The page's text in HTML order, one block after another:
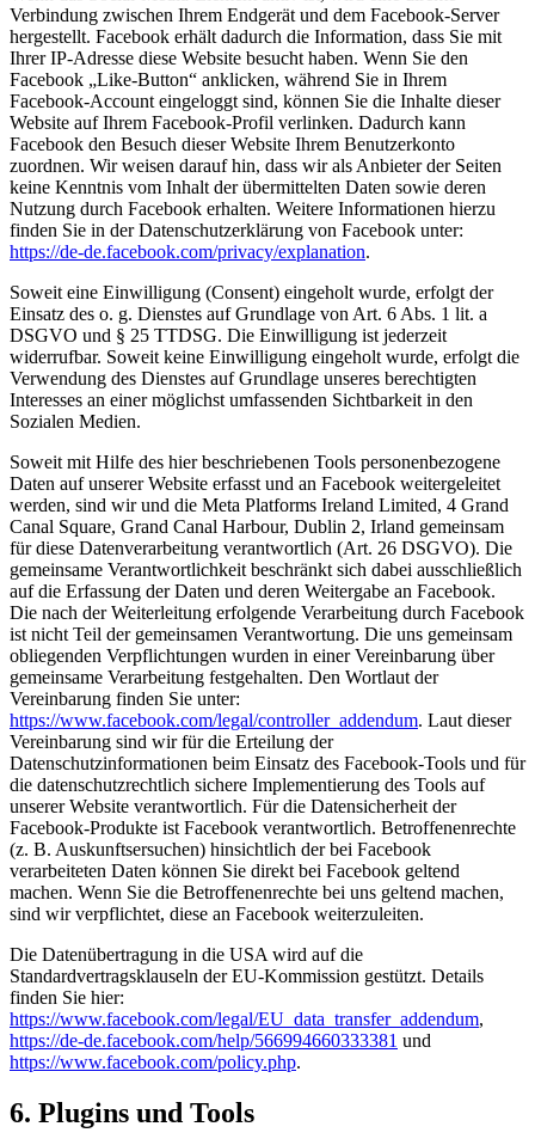
Verbindung zwischen Ihrem Endgerät und dem Facebook-Server
hergestellt. Facebook erhält dadurch die Information, dass Sie mit
Ihrer IP-Adresse diese Website besucht haben. Wenn Sie den
Facebook „Like-Button“ anklicken, während Sie in Ihrem
Facebook-Account eingeloggt sind, können Sie die Inhalte dieser
Website auf Ihrem Facebook-Profil verlinken. Dadurch kann
Facebook den Besuch dieser Website Ihrem Benutzerkonto
zuordnen. Wir weisen darauf hin, dass wir als Anbieter der Seiten
keine Kenntnis vom Inhalt der übermittelten Daten sowie deren
Nutzung durch Facebook erhalten. Weitere Informationen hierzu
finden Sie in der Datenschutzerklärung von Facebook unter:
https://de-de.facebook.com/privacy/explanation.
Soweit eine Einwilligung (Consent) eingeholt wurde, erfolgt der
Einsatz des o. g. Dienstes auf Grundlage von Art. 6 Abs. 1 lit. a
DSGVO und § 25 TTDSG. Die Einwilligung ist jederzeit
widerrufbar. Soweit keine Einwilligung eingeholt wurde, erfolgt die
Verwendung des Dienstes auf Grundlage unseres berechtigten
Interesses an einer möglichst umfassenden Sichtbarkeit in den
Sozialen Medien.
Soweit mit Hilfe des hier beschriebenen Tools personenbezogene
Daten auf unserer Website erfasst und an Facebook weitergeleitet
werden, sind wir und die Meta Platforms Ireland Limited, 4 Grand
Canal Square, Grand Canal Harbour, Dublin 2, Irland gemeinsam
für diese Datenverarbeitung verantwortlich (Art. 26 DSGVO). Die
gemeinsame Verantwortlichkeit beschränkt sich dabei ausschließlich
auf die Erfassung der Daten und deren Weitergabe an Facebook.
Die nach der Weiterleitung erfolgende Verarbeitung durch Facebook
ist nicht Teil der gemeinsamen Verantwortung. Die uns gemeinsam
obliegenden Verpflichtungen wurden in einer Vereinbarung über
gemeinsame Verarbeitung festgehalten. Den Wortlaut der
Vereinbarung finden Sie unter:
https://www.facebook.com/legal/controller_addendum. Laut dieser
Vereinbarung sind wir für die Erteilung der
Datenschutzinformationen beim Einsatz des Facebook-Tools und für
die datenschutzrechtlich sichere Implementierung des Tools auf
unserer Website verantwortlich. Für die Datensicherheit der
Facebook-Produkte ist Facebook verantwortlich. Betroffenenrechte
(z. B. Auskunftsersuchen) hinsichtlich der bei Facebook
verarbeiteten Daten können Sie direkt bei Facebook geltend
machen. Wenn Sie die Betroffenenrechte bei uns geltend machen,
sind wir verpflichtet, diese an Facebook weiterzuleiten.
Die Datenübertragung in die USA wird auf die
Standardvertragsklauseln der EU-Kommission gestützt. Details
finden Sie hier:
https://www.facebook.com/legal/EU_data_transfer_addendum,
https://de-de.facebook.com/help/566994660333381 und
https://www.facebook.com/policy.php.
6. Plugins und Tools